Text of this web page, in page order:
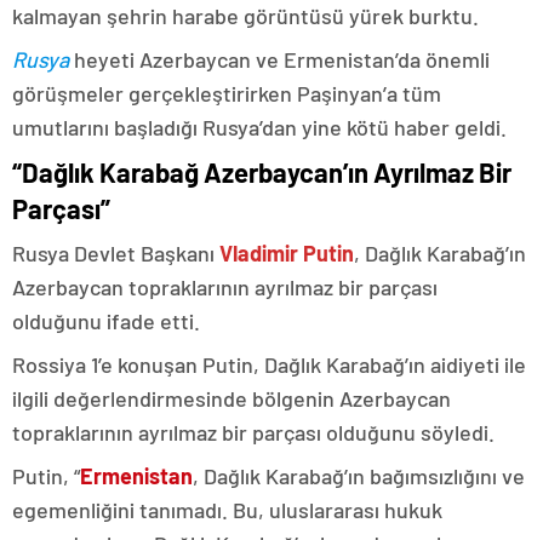
kalmayan şehrin harabe görüntüsü yürek burktu.
Rusyaheyeti Azerbaycan ve Ermenistan’da önemli
görüşmeler gerçekleştirirken Paşinyan’a tüm
umutlarını başladığı Rusya’dan yine kötü haber geldi.
“Dağlık Karabağ Azerbaycan’ın Ayrılmaz Bir
Parçası”
Rusya Devlet Başkanı Vladimir Putin, Dağlık Karabağ’ın
Azerbaycan topraklarının ayrılmaz bir parçası
olduğunu ifade etti.
Rossiya 1’e konuşan Putin, Dağlık Karabağ’ın aidiyeti ile
ilgili değerlendirmesinde bölgenin Azerbaycan
topraklarının ayrılmaz bir parçası olduğunu söyledi.
Putin, “Ermenistan, Dağlık Karabağ’ın bağımsızlığını ve
egemenliğini tanımadı. Bu, uluslararası hukuk